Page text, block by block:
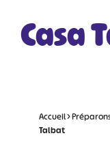
Casa
Accueil>
Talbat